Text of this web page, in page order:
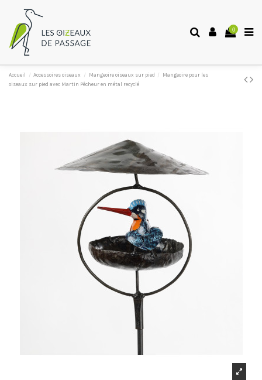
0
Accueil Accessoires oiseaux Mangeoire oiseaux sur pied
Mangeoire pour les
oiseaux sur pied avec Martin Pêcheur en métal recyclé